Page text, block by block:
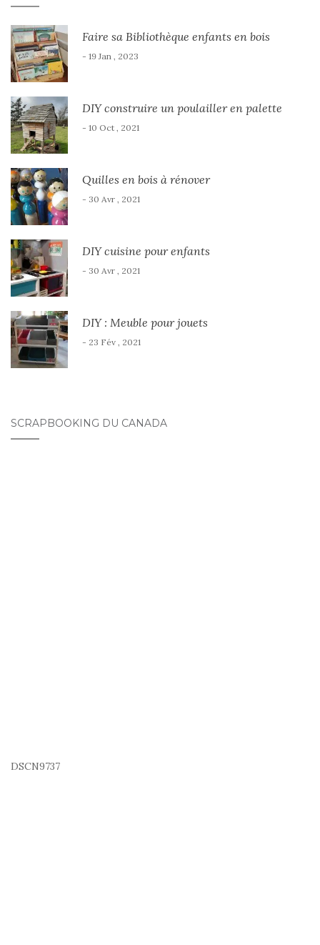
Faire sa Bibliothèque enfants en bois
- 19 Jan , 2023
DIY construire un poulailler en palette
- 10 Oct , 2021
Quilles en bois à rénover
- 30 Avr , 2021
DIY cuisine pour enfants
- 30 Avr , 2021
DIY : Meuble pour jouets
- 23 Fév , 2021
SCRAPBOOKING DU CANADA
DSCN9737